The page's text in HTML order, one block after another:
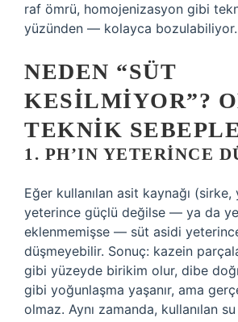
raf ömrü, homojenizasyon gibi
yüzünden — kolayca bozulabiliyor.
NEDEN “SÜT
KESILMIYOR”?
TEKNIK
1. PH’IN YETERINCE
Eğer kullanılan asit kaynağı
yeterince güçlü değilse — ya da
eklenmemişse — süt asidi yeterince
düşmeyebilir. Sonuç: kazein
gibi yüzeyde birikim olur, dibe
gibi yoğunlaşma yaşanır, ama
olmaz. Aynı zamanda, kullanılan